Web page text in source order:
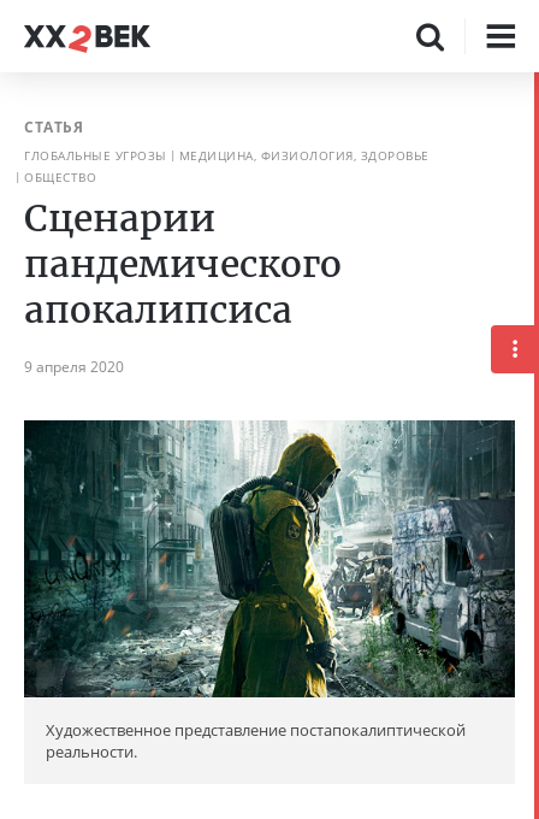
СТАТЬЯ
ГЛОБАЛЬНЫЕ УГРОЗЫ
МЕДИЦИНА, ФИЗИОЛОГИЯ, ЗДОРОВЬЕ
ОБЩЕСТВО
Сценарии
пандемического
апокалипсиса
9 апреля 2020
Художественное представление постапокалиптической
реальности.